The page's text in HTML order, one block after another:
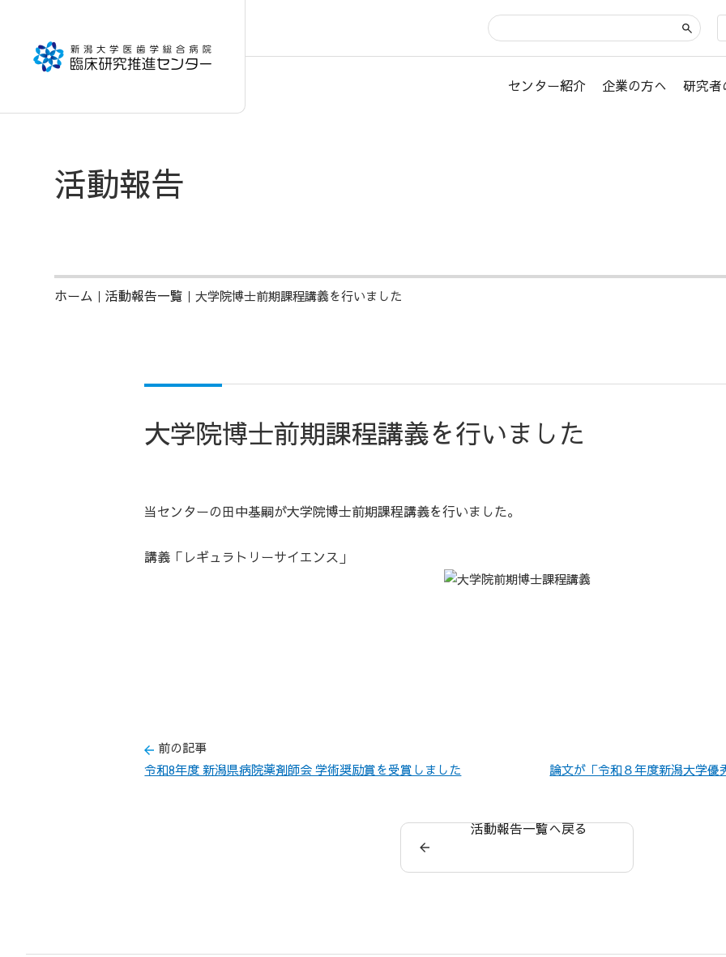
センター紹介 企業の方へ 研究者
活動報告
ホーム ｜活動報告一覧 ｜大学院博士前期課程講義を行いました
大学院博士前期課程講義を行いました
当センターの田中基嗣が大学院博士前期課程講義を行いました。
講義「レギュラトリーサイエンス」
前の記事
令和8年度 新潟県病院薬剤師会 学術奨励賞を受賞しました
論文が「令和８年度新潟大学優
活動報告一覧へ戻る